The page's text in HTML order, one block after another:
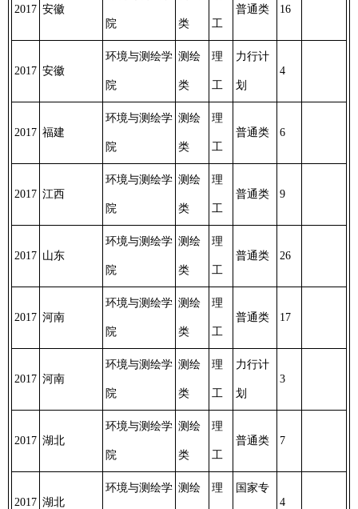
2017 安徽
院 类 工
普通类 16
2017 安徽
环境与测绘学
院
测绘
类
理
工
力行计
划
4
2017 福建
环境与测绘学
院
测绘
类
理
工
普通类 6
2017 江西
环境与测绘学
院
测绘
类
理
工
普通类 9
2017 山东
环境与测绘学
院
测绘
类
理
工
普通类 26
2017 河南
环境与测绘学
院
测绘
类
理
工
普通类 17
2017 河南
环境与测绘学
院
测绘
类
理
工
力行计
划
3
2017 湖北
环境与测绘学
院
测绘
类
理
工
普通类 7
2017 湖北
环境与测绘学 测绘 理 国家专
4